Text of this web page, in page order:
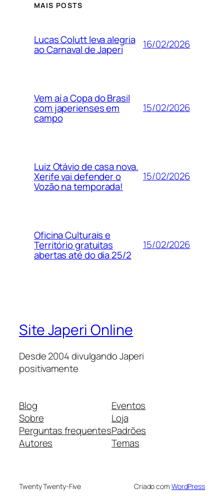
MAIS POSTS
Lucas Colutt leva alegria
ao Carnaval de Japeri 16/02/2026
Vem aí a Copa do Brasil
com japerienses em
campo
15/02/2026
Luiz Otávio de casa nova.
Xerife vai defender o
Vozão na temporada!
15/02/2026
Oficina Culturais e
Território gratuitas
abertas até do dia 25/2
15/02/2026
Site Japeri Online
Desde 2004 divulgando Japeri
positivamente
Blog
Sobre
Perguntas frequentes
Autores
Eventos
Loja
Padrões
Temas
Twenty Twenty-Five Criado com WordPress